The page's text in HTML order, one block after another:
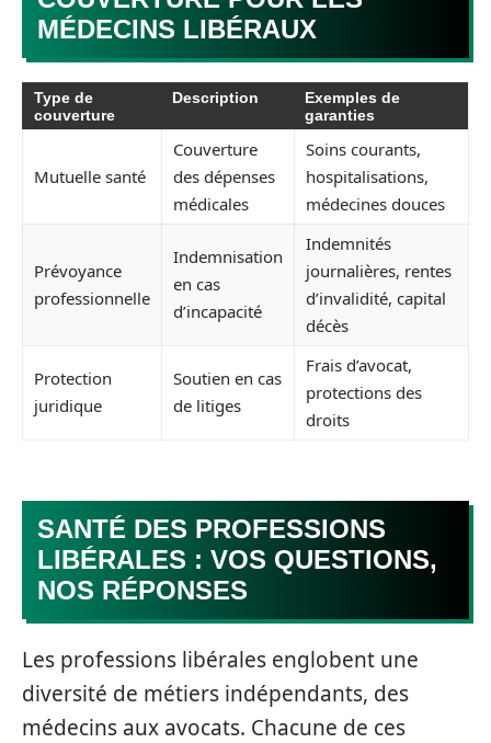
MÉDECINS LIBÉRAUX
Type de
couverture
Description
Exemples de
garanties
Mutuelle santé
Couverture
des dépenses
médicales
Soins courants,
hospitalisations,
médecines douces
Prévoyance
professionnelle
Indemnisation
en cas
d’incapacité
Indemnités
journalières, rentes
d’invalidité, capital
décès
Protection
juridique
Soutien en cas
de litiges
Frais d’avocat,
protections des
droits
SANTÉ DES PROFESSIONS
LIBÉRALES : VOS QUESTIONS,
NOS RÉPONSES
Les professions libérales englobent une
diversité de métiers indépendants, des
médecins aux avocats. Chacune de ces